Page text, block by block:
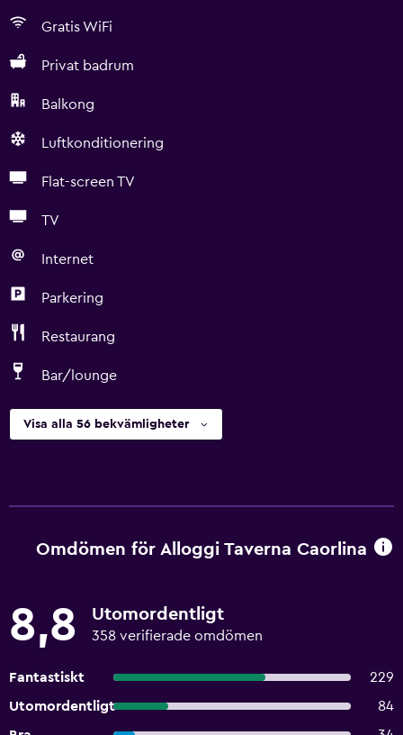
Gratis WiFi
Privat badrum
Balkong
Luftkonditionering
Flat-screen TV
TV
Internet
Parkering
Restaurang
Bar/lounge
Visa alla 56 bekvämligheter
Omdömen för Alloggi Taverna Caorlina
8,8 Utomordentligt
358 verifierade omdömen
Fantastiskt
229
Utomordentligt
84